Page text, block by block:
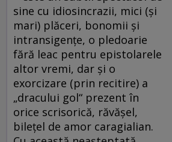
sine cu idiosincrazii, mici (şi
mari) plăceri, bonomii şi
intransigenţe, o pledoarie
fără leac pentru epistolarele
altor vremi, dar şi o
exorcizare (prin recitire) a
„dracului gol“ prezent în
orice scrisorică, răvăşel,
bileţel de amor caragialian.